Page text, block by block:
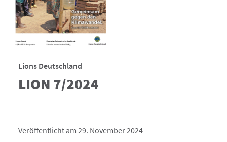
Lions Deutschland
LION 7/2024
Veröffentlicht am 29. November 2024